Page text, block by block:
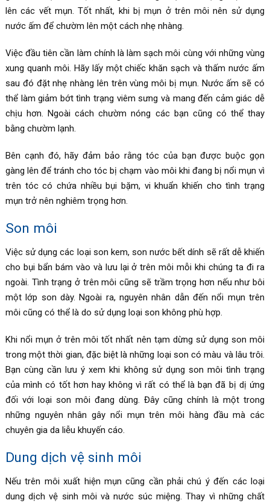
lên các vết mụn. Tốt nhất, khi bị mụn ở trên môi nên sử dụng
nước ấm để chườm lên một cách nhẹ nhàng.
Việc đầu tiên cần làm chính là làm sạch môi cùng với những vùng
xung quanh môi. Hãy lấy một chiếc khăn sạch và thấm nước ấm
sau đó đặt nhẹ nhàng lên trên vùng môi bị mụn. Nước ấm sẽ có
thể làm giảm bớt tình trạng viêm sưng và mang đến cảm giác dễ
chịu hơn. Ngoài cách chườm nóng các bạn cũng có thể thay
bằng chườm lạnh.
Bên cạnh đó, hãy đảm bảo rằng tóc của bạn được buộc gọn
gàng lên để tránh cho tóc bị chạm vào môi khi đang bị nổi mụn vì
trên tóc có chứa nhiều bụi bặm, vi khuẩn khiến cho tình trạng
mụn trở nên nghiêm trọng hơn.
Son môi
Việc sử dụng các loại son kem, son nước bết dính sẽ rất dễ khiến
cho bụi bẩn bám vào và lưu lại ở trên môi mỗi khi chúng ta đi ra
ngoài. Tình trạng ở trên môi cũng sẽ trầm trọng hơn nếu như bôi
một lớp son dày. Ngoài ra, nguyên nhân dẫn đến nổi mụn trên
môi cũng có thể là do sử dụng loại son không phù hợp.
Khi nổi mụn ở trên môi tốt nhất nên tạm dừng sử dụng son môi
trong một thời gian, đặc biệt là những loại son có màu và lâu trôi.
Bạn cùng cần lưu ý xem khi không sử dụng son môi tình trạng
của mình có tốt hơn hay không vì rất có thể là bạn đã bị dị ứng
đối với loại son môi đang dùng. Đây cũng chính là một trong
những nguyên nhân gây nổi mụn trên môi hàng đầu mà các
chuyên gia da liễu khuyến cáo.
Dung dịch vệ sinh môi
Nếu trên môi xuất hiện mụn cũng cần phải chú ý đến các loại
dung dịch vệ sinh môi và nước súc miệng. Thay vì những chất